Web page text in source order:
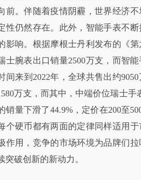
前。伴随着疫情阴霾，世界经济
性仍然存在。此外，智能手表不
影响。根据摩根士丹利发布的《
士腕表出口销量2500万支，而智
间来到2022年，全球共售出约
万支，而其中，中端价位瑞士
销量下滑了44.9%，定价在200至
个硬币都有两面的定律同样适用
作用，竞争的市场环境为品牌们
突破创新的新动力。